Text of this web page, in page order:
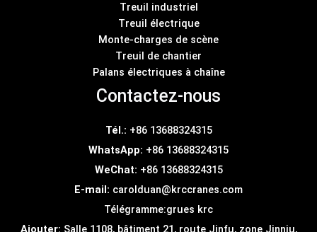
Treuil industriel
Treuil électrique
Monte-charges de scène
Treuil de chantier
Palans électriques à chaîne
Contactez-nous
Tél.: +86 13688324315
WhatsApp: +86 13688324315
WeChat: +86 13688324315
E-mail: carolduan@krccranes.com
Télégramme:grues krc
Ajouter: Salle 1108, bâtiment 21, route Jinfu, zone Jinniu,